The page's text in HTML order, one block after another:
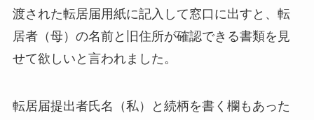
渡された転居届用紙に記入して窓口に出すと、転
居者（母）の名前と旧住所が確認できる書類を見
せて欲しいと言われました。
転居届提出者氏名（私）と続柄を書く欄もあった